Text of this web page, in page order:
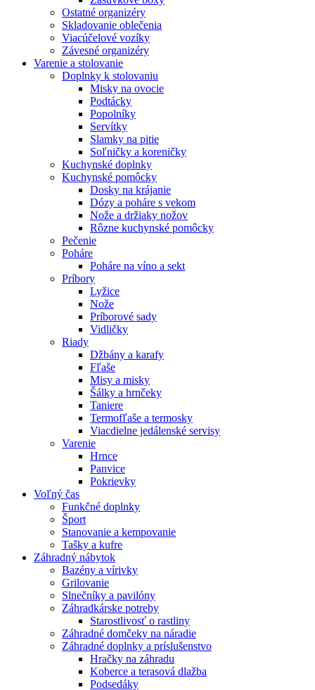
Ostatné organizéry
Skladovanie oblečenia
Viacúčelové vozíky
Závesné organizéry
Varenie a stolovanie
Doplnky k stolovaniu
Misky na ovocie
Podtácky
Popolníky
Servítky
Slamky na pitie
Soľničky a koreničky
Kuchynské doplnky
Kuchynské pomôcky
Dosky na krájanie
Dózy a poháre s vekom
Nože a držiaky nožov
Rôzne kuchynské pomôcky
Pečenie
Poháre
Poháre na víno a sekt
Príbory
Lyžice
Nože
Príborové sady
Vidličky
Riady
Džbány a karafy
Fľaše
Misy a misky
Šálky a hrnčeky
Taniere
Termofľaše a termosky
Viacdielne jedálenské servisy
Varenie
Hrnce
Panvice
Pokrievky
Voľný čas
Funkčné doplnky
Šport
Stanovanie a kempovanie
Tašky a kufre
Záhradný nábytok
Bazény a vírivky
Grilovanie
Slnečníky a pavilóny
Záhradkárske potreby
Starostlivosť o rastliny
Záhradné domčeky na náradie
Záhradné doplnky a príslušenstvo
Hračky na záhradu
Koberce a terasová dlažba
Podsedáky